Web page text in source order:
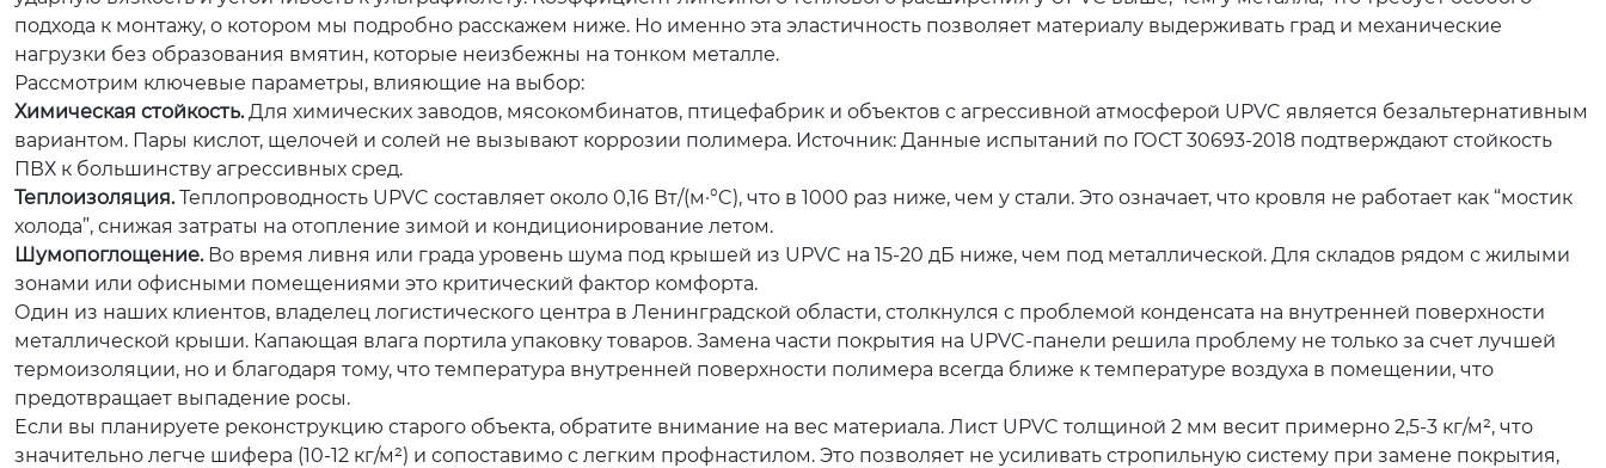
подхода к монтажу, о котором мы подробно расскажем ниже. Но именно эта эластичность позволяет материалу выдерживать град и механические
нагрузки без образования вмятин, которые неизбежны на тонком металле.
Рассмотрим ключевые параметры, влияющие на выбор:
Химическая стойкость.Для химических заводов, мясокомбинатов, птицефабрик и объектов с агрессивной атмосферой UPVC является безальтернативным
вариантом. Пары кислот, щелочей и солей не вызывают коррозии полимера. Источник: Данные испытаний по ГОСТ 30693-2018 подтверждают стойкость
ПВХ к большинству агрессивных сред.
Теплоизоляция.Теплопроводность UPVC составляет около 0,16 Вт/(м·°C), что в 1000 раз ниже, чем у стали. Это означает, что кровля не работает как “мостик
холода”, снижая затраты на отопление зимой и кондиционирование летом.
Шумопоглощение.Во время ливня или града уровень шума под крышей из UPVC на 15-20 дБ ниже, чем под металлической. Для складов рядом с жилыми
зонами или офисными помещениями это критический фактор комфорта.
Один из наших клиентов, владелец логистического центра в Ленинградской области, столкнулся с проблемой конденсата на внутренней поверхности
металлической крыши. Капающая влага портила упаковку товаров. Замена части покрытия на UPVC-панели решила проблему не только за счет лучшей
термоизоляции, но и благодаря тому, что температура внутренней поверхности полимера всегда ближе к температуре воздуха в помещении, что
предотвращает выпадение росы.
Если вы планируете реконструкцию старого объекта, обратите внимание на вес материала. Лист UPVC толщиной 2 мм весит примерно 2,5-3 кг/м², что
значительно легче шифера (10-12 кг/м²) и сопоставимо с легким профнастилом. Это позволяет не усиливать стропильную систему при замене покрытия,